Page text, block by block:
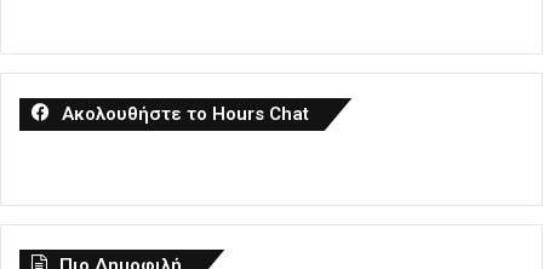
Ακολουθήστε το Hours Chat